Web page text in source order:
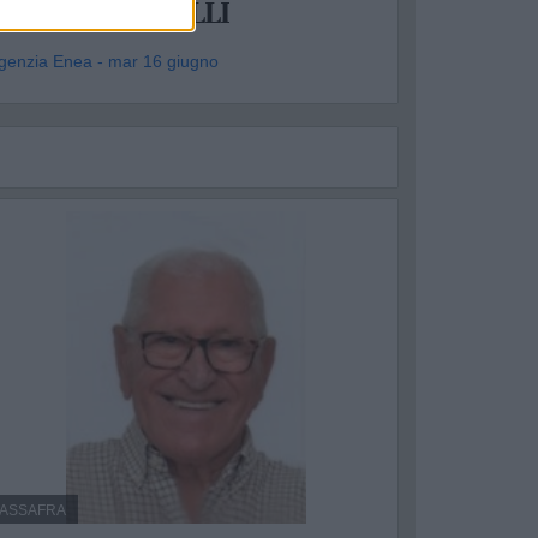
RITELLI
Enea - mar 16 giugno